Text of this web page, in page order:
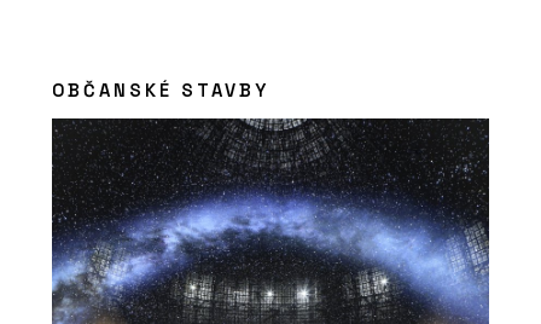
OBČANSKÉ STAVBY